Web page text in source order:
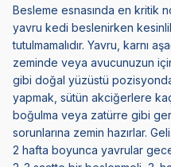
Besleme esnasında en kritik
yavru kedi beslenirken
tutulmamalıdır. Yavru, karnı
zeminde veya avucunuzun
gibi doğal yüzüstü pozisyonda
yapmak, sütün akciğerlere
boğulma veya zatürre gibi
sorunlarına zemin hazırlar.
2 hafta boyunca yavrular